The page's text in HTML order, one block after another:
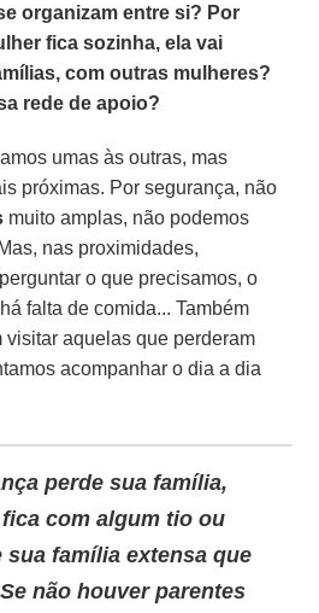
organizam entre si? Por
fica sozinha, ela vai
com outras mulheres?
rede de apoio?
umas às outras, mas
próximas. Por segurança, não
muito amplas, não podemos
nas proximidades,
o que precisamos, o
falta de comida... Também
visitar aquelas que perderam
acompanhar o dia a dia
perde sua família,
com algum tio ou
família extensa que
não houver parentes